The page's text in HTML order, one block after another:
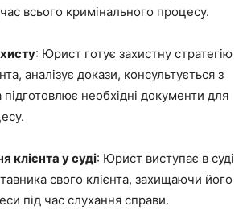
всього кримінального процесу.
: Юрист готує захистну стратегію
аналізує докази, консультується з
необхідні документи для
клієнта у суді: Юрист виступає в суді
свого клієнта, захищаючи його
під час слухання справи.